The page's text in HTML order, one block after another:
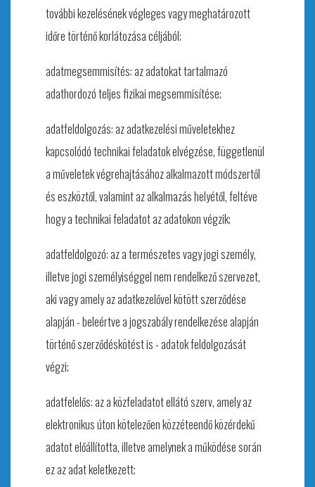
további kezelésének végleges vagy meghatározott
időre történő korlátozása céljából;
adatmegsemmisítés: az adatokat tartalmazó
adathordozó teljes fizikai megsemmisítése;
adatfeldolgozás: az adatkezelési műveletekhez
kapcsolódó technikai feladatok elvégzése, függetlenül
a műveletek végrehajtásához alkalmazott módszertől
és eszköztől, valamint az alkalmazás helyétől, feltéve
hogy a technikai feladatot az adatokon végzik;
adatfeldolgozó: az a természetes vagy jogi személy,
illetve jogi személyiséggel nem rendelkező szervezet,
aki vagy amely az adatkezelővel kötött szerződése
alapján - beleértve a jogszabály rendelkezése alapján
történő szerződéskötést is - adatok feldolgozását
végzi;
adatfelelős: az a közfeladatot ellátó szerv, amely az
elektronikus úton kötelezően közzéteendő közérdekű
adatot előállította, illetve amelynek a működése során
ez az adat keletkezett;